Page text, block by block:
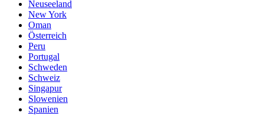
Neuseeland
New York
Oman
Österreich
Peru
Portugal
Schweden
Schweiz
Singapur
Slowenien
Spanien